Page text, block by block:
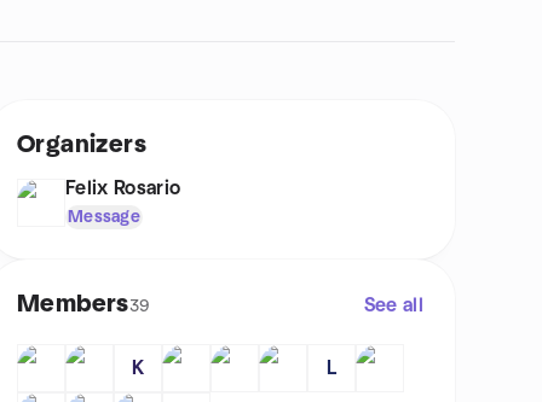
Organizers
Felix Rosario
Message
Members39 See all
K L